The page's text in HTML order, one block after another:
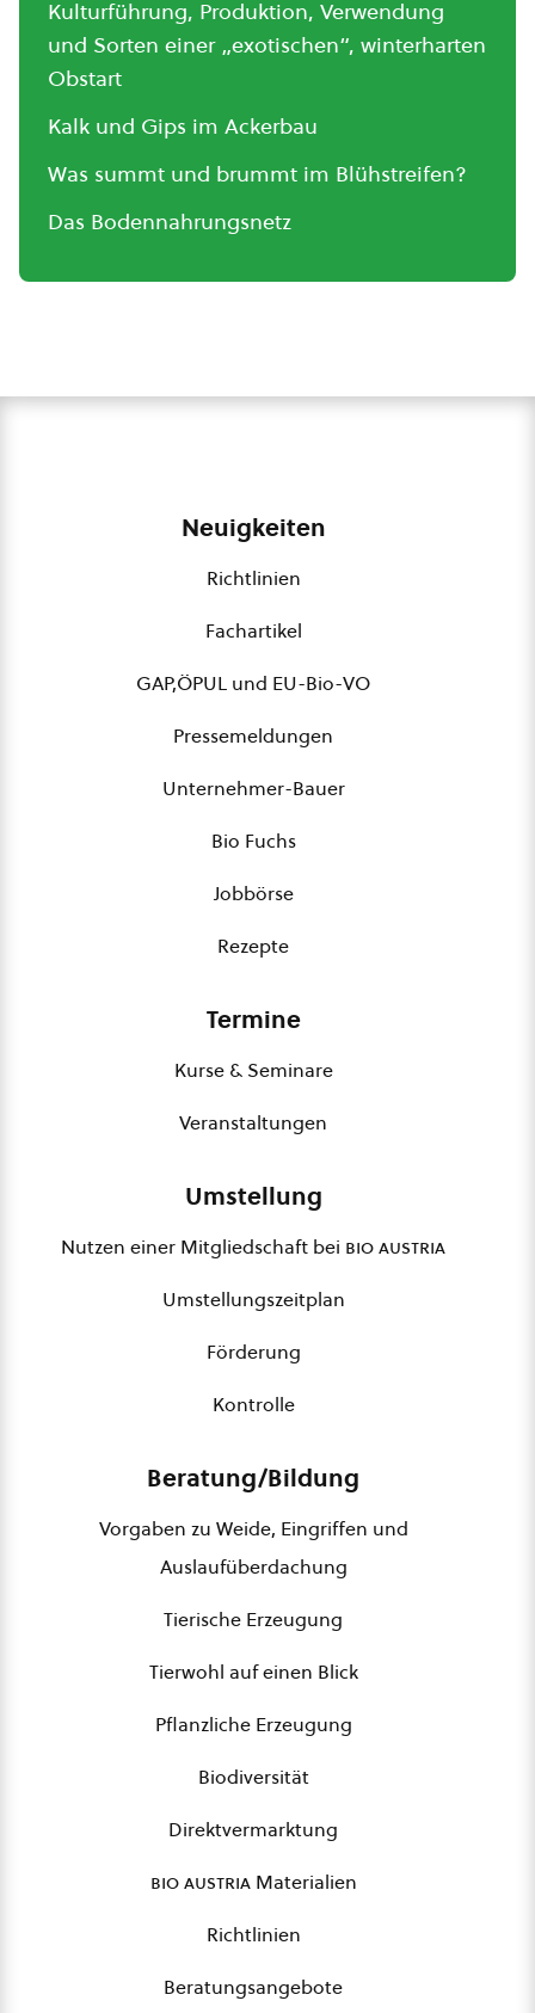
Kulturführung, Produktion, Verwendung
und Sorten einer „exotischen“, winterharten
Obstart
Kalk und Gips im Ackerbau
Was summt und brummt im Blühstreifen?
Das Bodennahrungsnetz
Neuigkeiten
Richtlinien
Fachartikel
GAP,ÖPUL und EU-Bio-VO
Pressemeldungen
Unternehmer-Bauer
Bio Fuchs
Jobbörse
Rezepte
Termine
Kurse & Seminare
Veranstaltungen
Umstellung
Nutzen einer Mitgliedschaft bei bio austria
Umstellungszeitplan
Förderung
Kontrolle
Beratung/Bildung
Vorgaben zu Weide, Eingriffen und
Auslaufüberdachung
Tierische Erzeugung
Tierwohl auf einen Blick
Pflanzliche Erzeugung
Biodiversität
Direktvermarktung
bio austriaMaterialien
Richtlinien
Beratungsangebote